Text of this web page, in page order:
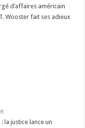
d’affaires américain
Wooster fait ses adieux
la justice lance un